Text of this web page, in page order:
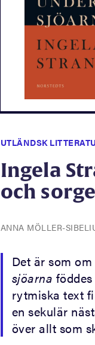
UTLÄNDSK
Ingela
och
ANNA MÖLLER-
Det är som
sjöarna
rytmiska text
en sekulär
över allt som